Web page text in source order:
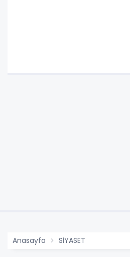
Anasayfa SİYASET